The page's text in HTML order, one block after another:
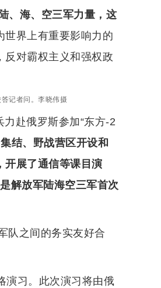
、海、空三军力量，这
世界上有重要影响力的
反对霸权主义和强权政
记者问。李晓伟摄
赴俄罗斯参加“东方-2
结、野战营区开设和
开展了通信等课目演
解放军陆海空三军首次
队之间的务实友好合
演习。此次演习将由俄